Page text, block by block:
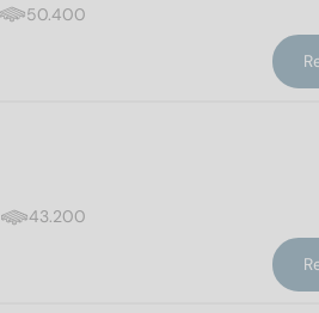
50.400
43.200